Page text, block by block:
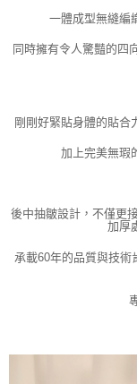
一體成型無縫編
同時擁有令人驚豔的四
剛剛好緊貼身體的貼合
加上完美無瑕
後中抽皺設計，不僅更
加厚
承載60年的品質與技術